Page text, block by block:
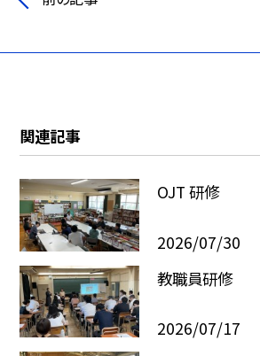
関連記事
OJT 研修
2026/07/30
教職員研修
2026/07/17